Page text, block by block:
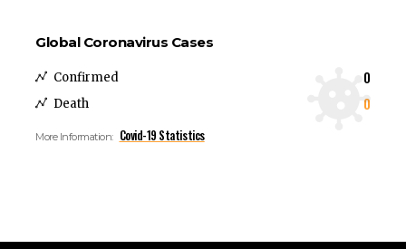
Global Coronavirus Cases
Confirmed 0
Death 0
More Information: Covid-19 Statistics